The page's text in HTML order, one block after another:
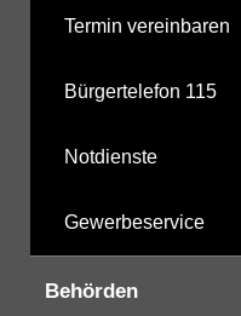
Termin vereinbaren
Bürgertelefon 115
Notdienste
Gewerbeservice
Behörden